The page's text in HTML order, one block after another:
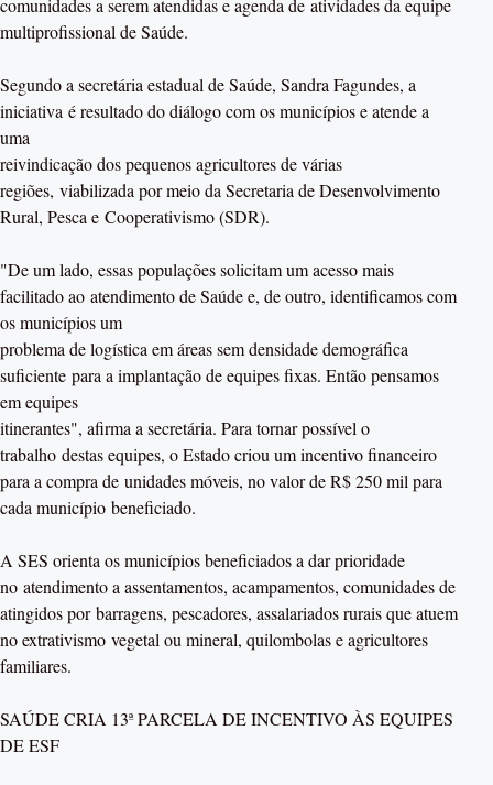
comunidades a serem atendidas e agenda de atividades da equipe
multiprofissional de Saúde.
Segundo a secretária estadual de Saúde, Sandra Fagundes, a
iniciativa é resultado do diálogo com os municípios e atende a
uma
reivindicação dos pequenos agricultores de várias
regiões, viabilizada por meio da Secretaria de Desenvolvimento
Rural, Pesca e Cooperativismo (SDR).
"De um lado, essas populações solicitam um acesso mais
facilitado ao atendimento de Saúde e, de outro, identificamos com
os municípios um
problema de logística em áreas sem densidade demográfica
suficiente para a implantação de equipes fixas. Então pensamos
em equipes
itinerantes", afirma a secretária. Para tornar possível o
trabalho destas equipes, o Estado criou um incentivo financeiro
para a compra de unidades móveis, no valor de R$ 250 mil para
cada município beneficiado.
A SES orienta os municípios beneficiados a dar prioridade
no atendimento a assentamentos, acampamentos, comunidades de
atingidos por barragens, pescadores, assalariados rurais que atuem
no extrativismo vegetal ou mineral, quilombolas e agricultores
familiares.
SAÚDE CRIA 13ª PARCELA DE INCENTIVO ÀS EQUIPES
DE ESF